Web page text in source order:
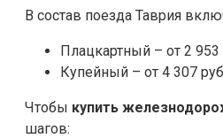
В состав поезда Таврия
Плацкартный – от 2 953
Купейный – от 4 307
Чтобы купить
шагов: